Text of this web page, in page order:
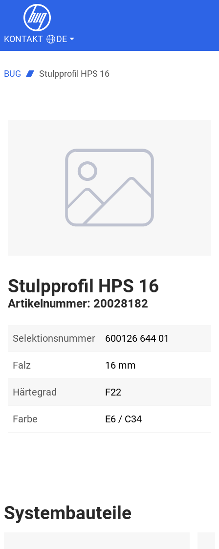
KONTAKT DE
BUG Stulpprofil HPS 16
Stulpprofil HPS 16
Artikelnummer: 20028182
Selektionsnummer 600126 644 01
Falz 16 mm
Härtegrad F22
Farbe E6 / C34
Systembauteile